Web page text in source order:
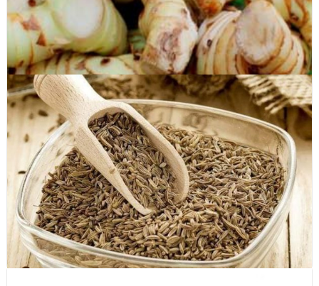
Bột rau thì là ( Dill leaves dried )
Củ riềng (Galangal)